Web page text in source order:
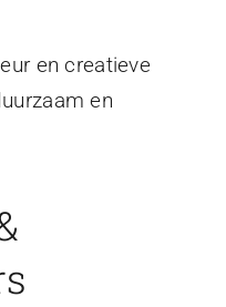
en creatieve
en